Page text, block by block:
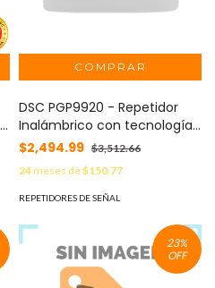
DSC PGP9920 - Repetidor
Inalámbrico con tecnología
Power G compatible con
NEO. PRO, Qolsys
$2,494.99 $3,512.66
24meses de$150.77
REPETIDORES DE SEÑAL
23%
OFF